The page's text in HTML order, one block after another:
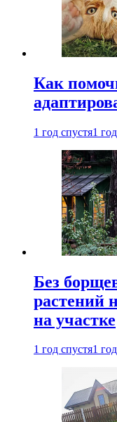
Как
1 год спустя1
Без
растений
на участке
1 год спустя1